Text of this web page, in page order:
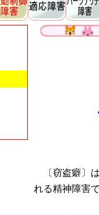
〔窃盗癖〕
れる精神障害